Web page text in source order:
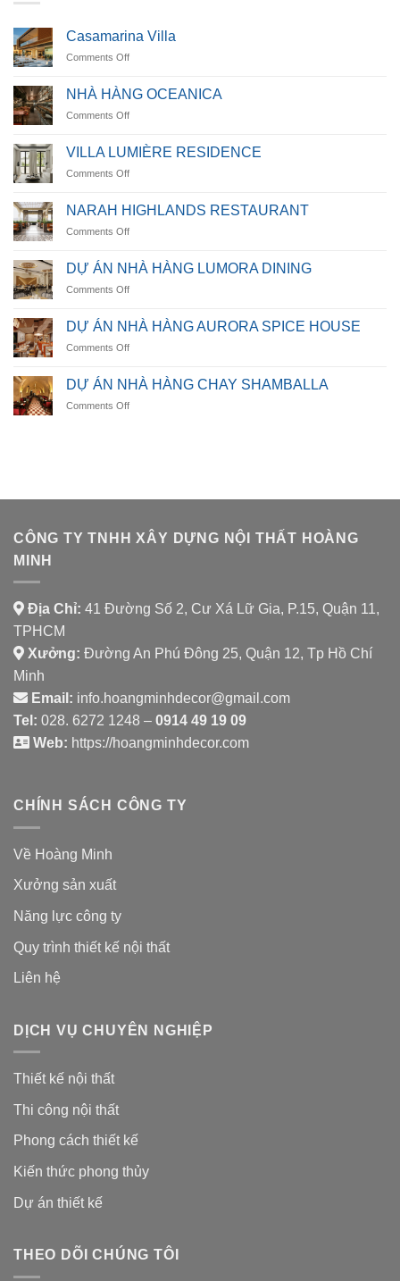
Casamarina Villa
Comments Offon
Villa
NHÀ HÀNG OCEANICA
Comments Offon
HÀNG
OCEANICA
VILLA LUMIÈRE RESIDENCE
Comments Offon
LUMIÈRE
RESIDENCE
NARAH HIGHLANDS RESTAURANT
Comments Offon
HIGHLANDS
RESTAURANT
DỰ ÁN NHÀ HÀNG LUMORA DINING
Comments Offon
ÁN
NHÀ
HÀNG
DINING
DỰ ÁN NHÀ HÀNG AURORA SPICE HOUSE
Comments Offon
ÁN
NHÀ
HÀNG
DỰ ÁN NHÀ HÀNG CHAY SHAMBALLA
Comments Offon
CÔNG TY TNHH XÂY DỰNG NỘI THẤT HOÀNG
MINH
Địa Chỉ: 41 Đường Số 2, Cư Xá Lữ Gia, P.15, Quận 11,
TPHCM
Xưởng: Đường An Phú Đông 25, Quận 12, Tp Hồ Chí
Minh
Email: info.hoangminhdecor@gmail.com
Tel: 028. 6272 1248 – 0914 49 19 09
Web: https://hoangminhdecor.com
CHÍNH SÁCH CÔNG TY
Về Hoàng Minh
Xưởng sản xuất
Năng lực công ty
Quy trình thiết kế nội thất
Liên hệ
DỊCH VỤ CHUYÊN NGHIỆP
Thiết kế nội thất
Thi công nội thất
Phong cách thiết kế
Kiến thức phong thủy
Dự án thiết kế
THEO DÕI CHÚNG TÔI